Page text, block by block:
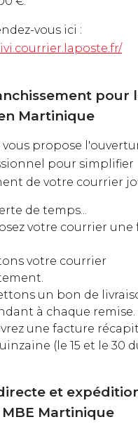
vous ici :
pour
Martinique
vous propose
pour simplifier
de votre courrier
de temps...
votre courrier une
votre courrier
un bon de
à chaque remise.
une facture
(le 15 et le 30
et
Martinique